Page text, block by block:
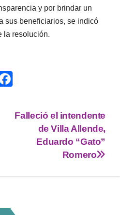
y por brindar un
sus beneficiarios, se indicó
la resolución.
c
Falleció el intendente
de Villa Allende,
Eduardo “Gato”
Romero